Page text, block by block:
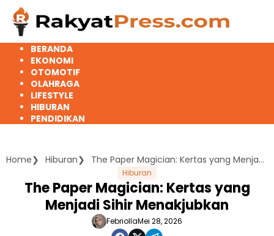
Langsung
konten
BERANDA
EKONOMI
OTOMOTIF
OLAHRAGA
LIFESTYLE
HIBURAN
PENDIDIKAN
Home Hiburan The Paper Magician: Kertas yang Menjadi Sihir Menakjubkan
Hiburan
The Paper Magician: Kertas yang
Menjadi Sihir Menakjubkan
FebriollaMei 28, 2026